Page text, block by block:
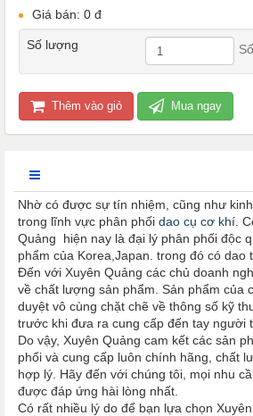
Giá bán: 0 đ
Số lượng
Thêm vào giỏ Mua ngay
Nhờ có được sự tín nhiệm, cũng như
trong lĩnh vực phân phối dao cụ cơ khí .
Quảng hiện nay là đại lý phân phối độc
phẩm của Korea,Japan. trong đó có dao
Đến với Xuyên Quảng các chủ doanh
về chất lượng sản phẩm. Sản phẩm của
duyệt vô cùng chặt chẽ về thông số kỹ
trước khi đưa ra cung cấp đến tay người
Do vậy, Xuyên Quảng cam kết các sản
phối và cung cấp luôn chính hãng, chất
hợp lý. Hãy đến với chúng tôi, mọi nhu
được đáp ứng hài lòng nhất.
Có rất nhiều lý do để bạn lựa chọn